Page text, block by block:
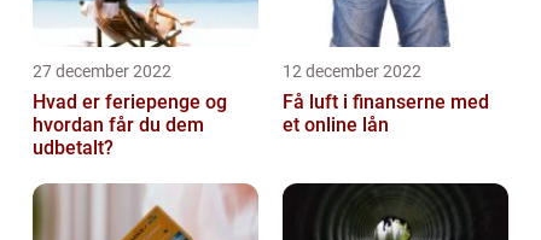
27 december 2022
Hvad er feriepenge og
hvordan får du dem
udbetalt?
12 december 2022
Få luft i finanserne med
et online lån